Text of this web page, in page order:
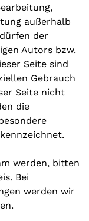
außerhalb
der
Autors bzw.
Seite sind
Gebrauch
Seite nicht
die
werden, bitten
Bei
werden wir